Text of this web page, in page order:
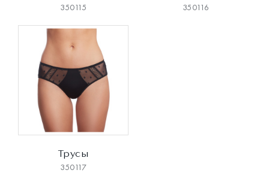
350115 350116
Трусы
350117